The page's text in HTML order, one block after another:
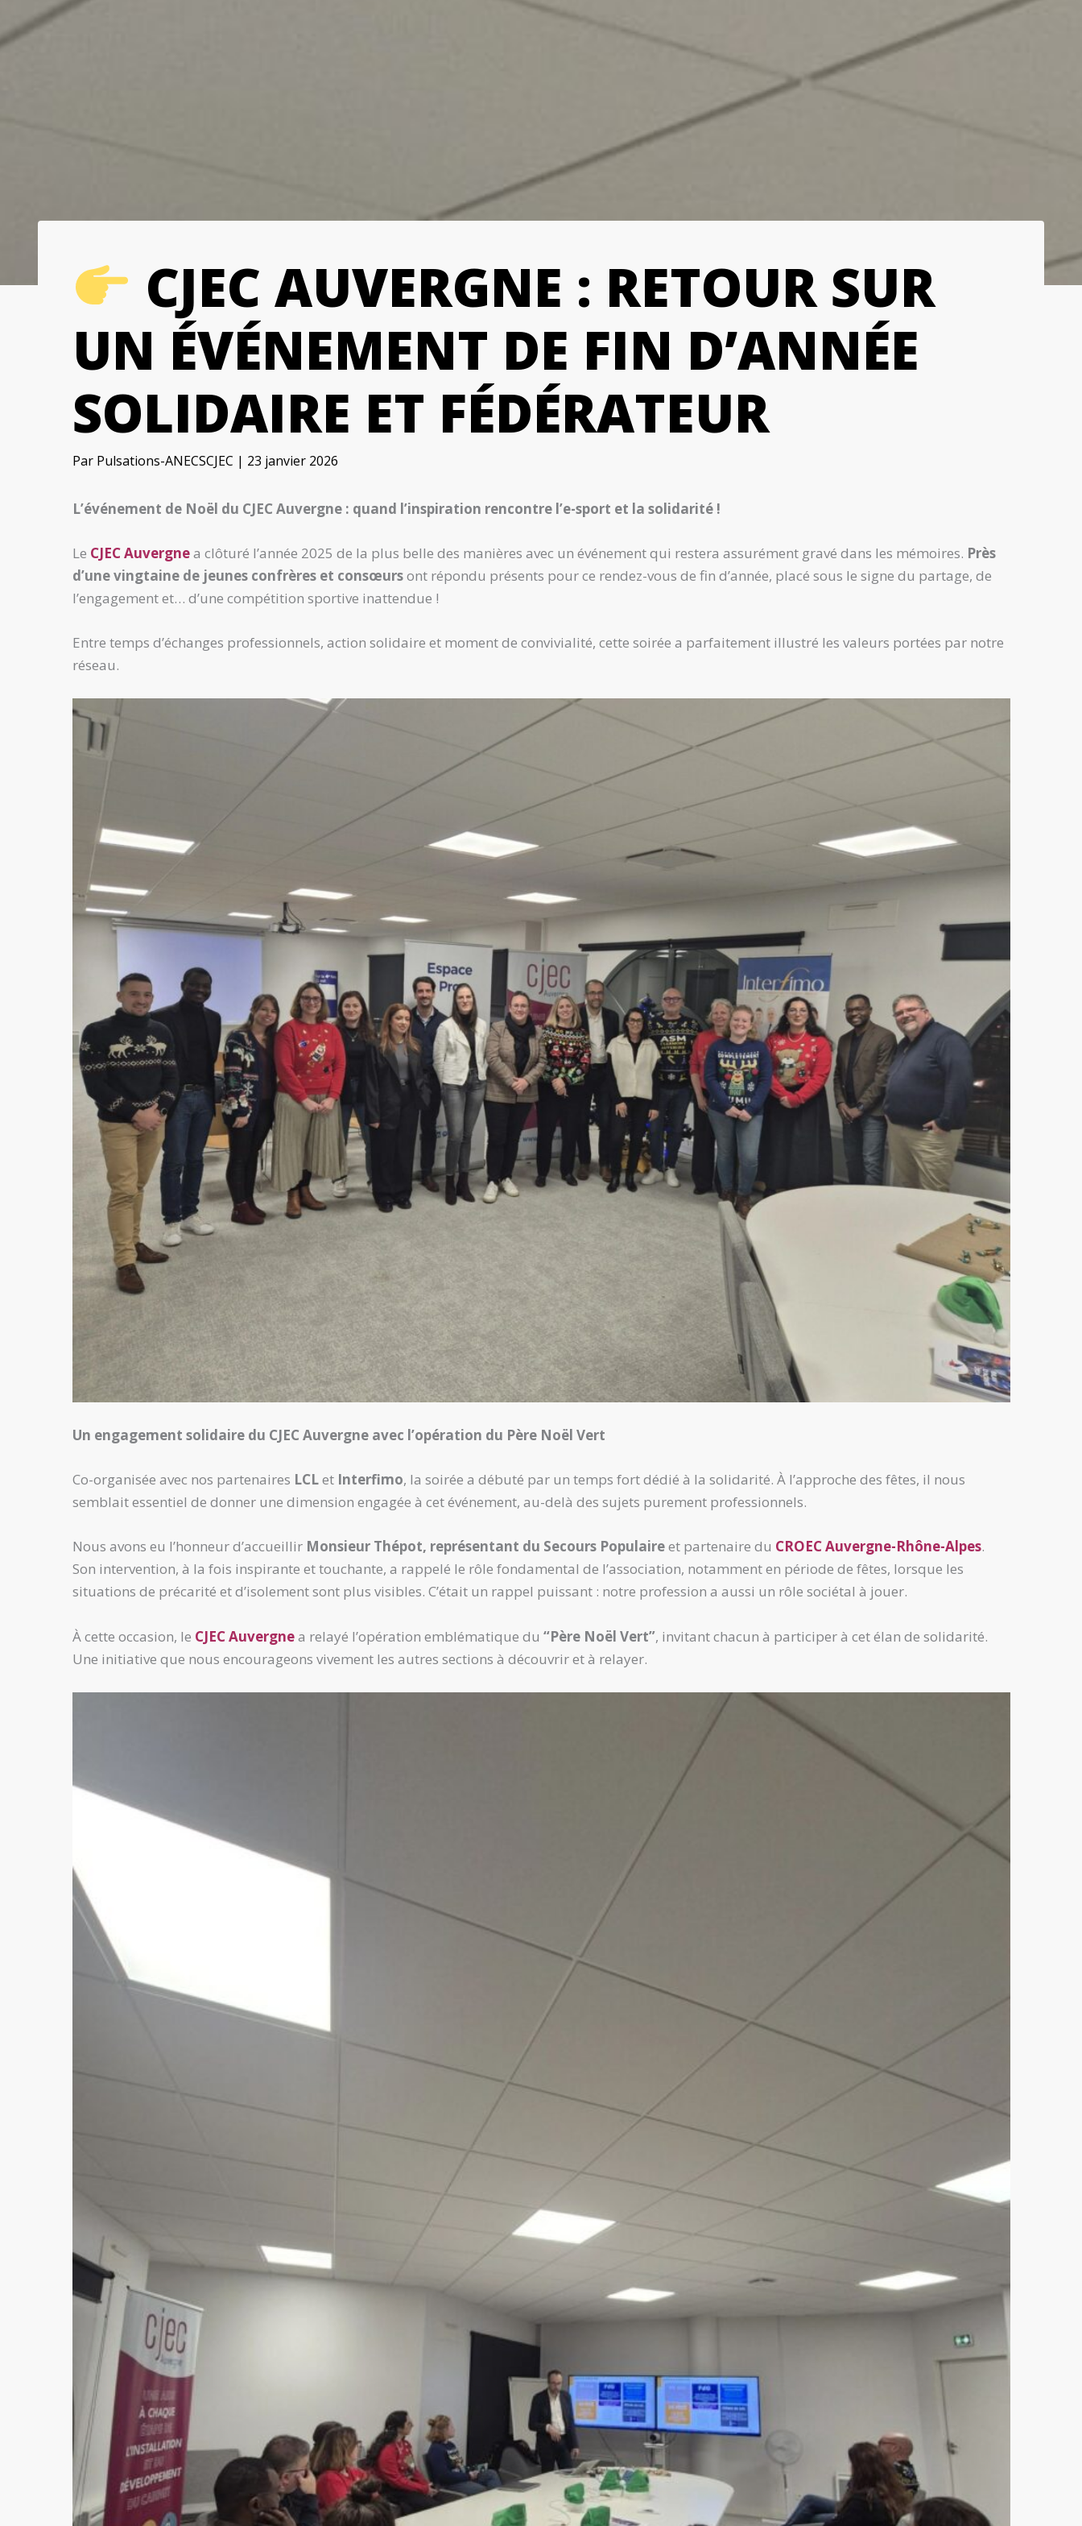
CJEC AUVERGNE : RETOUR SUR
UN ÉVÉNEMENT DE FIN D’ANNÉE
SOLIDAIRE ET FÉDÉRATEUR
Par Pulsations-ANECSCJEC | 23 janvier 2026
L’événement de Noël du CJEC Auvergne : quand l’inspiration rencontre l’e-sport et la solidarité !
Le CJEC Auvergnea clôturé l’année 2025 de la plus belle des manières avec un événement qui restera assurément gravé dans les mémoires. Près
d’une vingtaine de jeunes confrères et consœursont répondu présents pour ce rendez-vous de fin d’année, placé sous le signe du partage, de
l’engagement et… d’une compétition sportive inattendue !
Entre temps d’échanges professionnels, action solidaire et moment de convivialité, cette soirée a parfaitement illustré les valeurs portées par notre
réseau.
Un engagement solidaire du CJEC Auvergne avec l’opération du Père Noël Vert
Co-organisée avec nos partenaires LCLet Interfimo, la soirée a débuté par un temps fort dédié à la solidarité. À l’approche des fêtes, il nous
semblait essentiel de donner une dimension engagée à cet événement, au-delà des sujets purement professionnels.
Nous avons eu l’honneur d’accueillir Monsieur Thépot, représentant du Secours Populaireet partenaire du CROEC Auvergne-Rhône-Alpes.
Son intervention, à la fois inspirante et touchante, a rappelé le rôle fondamental de l’association, notamment en période de fêtes, lorsque les
situations de précarité et d’isolement sont plus visibles. C’était un rappel puissant : notre profession a aussi un rôle sociétal à jouer.
À cette occasion, le CJEC Auvergnea relayé l’opération emblématique du “Père Noël Vert”, invitant chacun à participer à cet élan de solidarité.
Une initiative que nous encourageons vivement les autres sections à découvrir et à relayer.